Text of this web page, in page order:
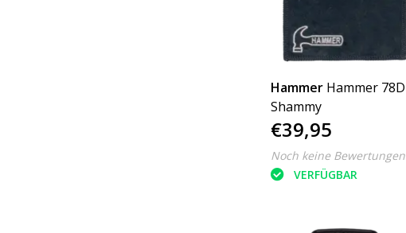
Hammer Hammer 78D
Shammy
€39,95
Noch keine Bewertungen
VERFÜGBAR